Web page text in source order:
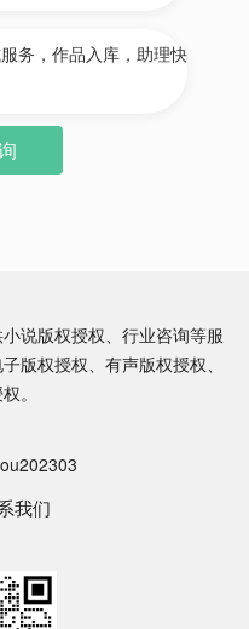
务，作品入库，助理快
说版权授权、行业咨询等服
版权授权、有声版权授权、
。
我们